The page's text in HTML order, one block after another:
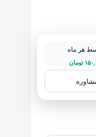
تومان